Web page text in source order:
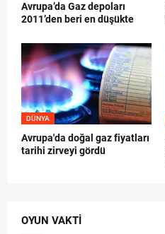
Avrupa’da Gaz depoları
2011’den beri en düşükte
DÜNYA
Avrupa'da doğal gaz fiyatları
tarihi zirveyi gördü
OYUN VAKTI